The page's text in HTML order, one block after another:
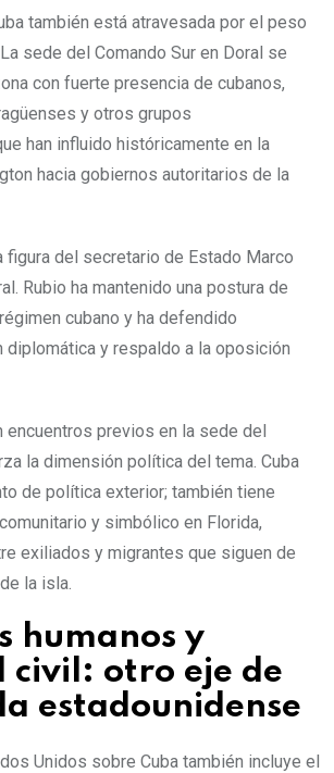
también está atravesada por el peso
sede del Comando Sur en Doral se
con fuerte presencia de cubanos,
y otros grupos
han influido históricamente en la
hacia gobiernos autoritarios de la
figura del secretario de Estado Marco
Rubio ha mantenido una postura de
cubano y ha defendido
diplomática y respaldo a la oposición
encuentros previos en la sede del
la dimensión política del tema. Cuba
de política exterior; también tiene
y simbólico en Florida,
exiliados y migrantes que siguen de
la isla.
humanos y
civil: otro eje de
estadounidense
Unidos sobre Cuba también incluye el